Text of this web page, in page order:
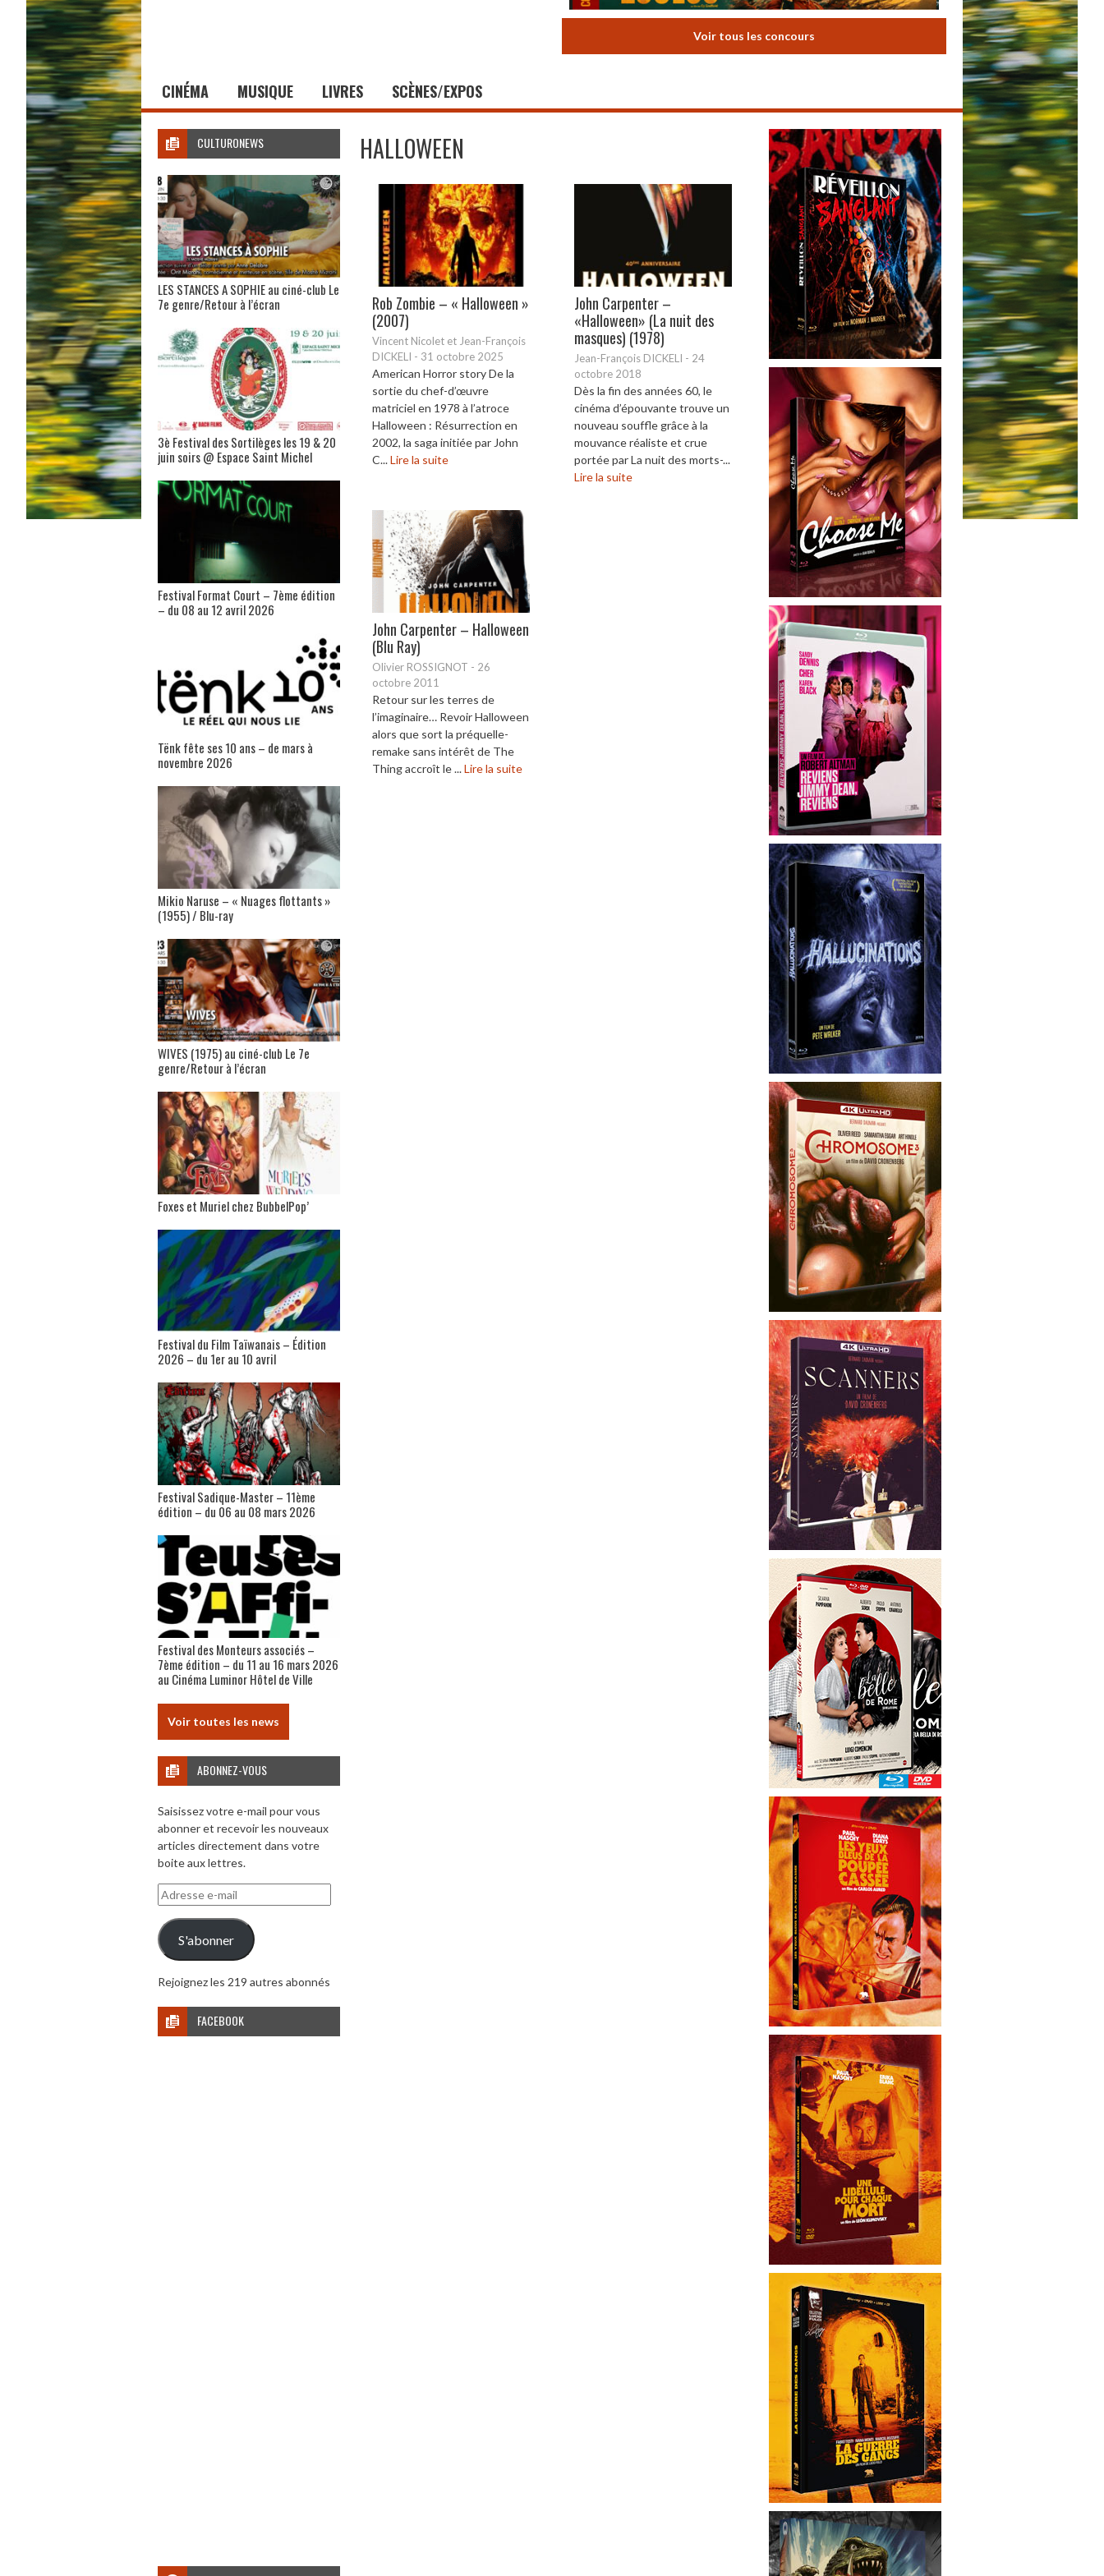
Voir tous les concours
CINÉMA MUSIQUE LIVRES SCÈNES/EXPOS
HALLOWEEN
Rob Zombie – « Halloween »
(2007)
Vincent Nicolet et Jean-François
DICKELI - 31 octobre 2025
American Horror story De la
sortie du chef-d’œuvre
matriciel en 1978 à l’atroce
Halloween : Résurrection en
2002, la saga initiée par John
C...Lire la suite
John Carpenter –
«Halloween» (La nuit des
masques) (1978)
Jean-François DICKELI - 24
octobre 2018
Dès la fin des années 60, le
cinéma d’épouvante trouve un
nouveau souffle grâce à la
mouvance réaliste et crue
portée par La nuit des morts-...
Lire la suite
John Carpenter – Halloween
(Blu Ray)
Olivier ROSSIGNOT - 26
octobre 2011
Retour sur les terres de
l’imaginaire… Revoir Halloween
alors que sort la préquelle-
remake sans intérêt de The
Thing accroît le ...Lire la suite
CULTURONEWS
LES STANCES A SOPHIE au ciné-club Le
7e genre/Retour à l’écran
3è Festival des Sortilèges les 19 & 20
juin soirs @ Espace Saint Michel
Festival Format Court – 7ème édition
– du 08 au 12 avril 2026
Tënk fête ses 10 ans – de mars à
novembre 2026
Mikio Naruse – « Nuages flottants »
(1955) / Blu-ray
WIVES (1975) au ciné-club Le 7e
genre/Retour à l’écran
Foxes et Muriel chez BubbelPop’
Festival du Film Taïwanais – Édition
2026 – du 1er au 10 avril
Festival Sadique-Master – 11ème
édition – du 06 au 08 mars 2026
Festival des Monteurs associés –
7ème édition – du 11 au 16 mars 2026
au Cinéma Luminor Hôtel de Ville
Voir toutes les news
ABONNEZ-VOUS
Saisissez votre e-mail pour vous
abonner et recevoir les nouveaux
articles directement dans votre
boite aux lettres.
Adresse
e-
mail
S'abonner
Rejoignez les 219 autres abonnés
FACEBOOK